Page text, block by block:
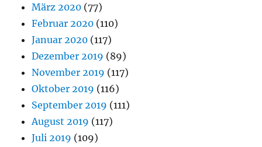
März 2020 (77)
Februar 2020 (110)
Januar 2020 (117)
Dezember 2019 (89)
November 2019 (117)
Oktober 2019 (116)
September 2019 (111)
August 2019 (117)
Juli 2019 (109)